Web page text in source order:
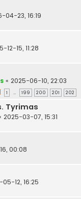
04-23, 16:19
12-15, 11:28
« 2025-06-10, 22:03
1 … 199 200 201 202
Tyrimas
2025-03-07, 15:31
00:08
12, 16:25